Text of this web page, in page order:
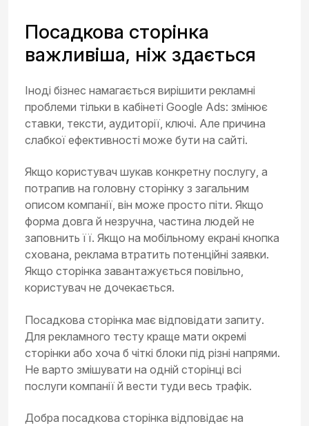
Посадкова сторінка
важливіша, ніж здається
Іноді бізнес намагається вирішити рекламні
проблеми тільки в кабінеті Google Ads: змінює
ставки, тексти, аудиторії, ключі. Але причина
слабкої ефективності може бути на сайті.
Якщо користувач шукав конкретну послугу, а
потрапив на головну сторінку з загальним
описом компанії, він може просто піти. Якщо
форма довга й незручна, частина людей не
заповнить її. Якщо на мобільному екрані кнопка
схована, реклама втратить потенційні заявки.
Якщо сторінка завантажується повільно,
користувач не дочекається.
Посадкова сторінка має відповідати запиту.
Для рекламного тесту краще мати окремі
сторінки або хоча б чіткі блоки під різні напрями.
Не варто змішувати на одній сторінці всі
послуги компанії й вести туди весь трафік.
Добра посадкова сторінка відповідає на